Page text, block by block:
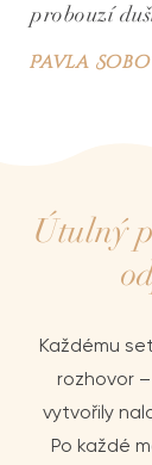
probouzí
Pavla
Útulný
Každému
rozhovor
vytvořily
Po každé